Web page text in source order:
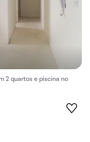
2 quartos e piscina no